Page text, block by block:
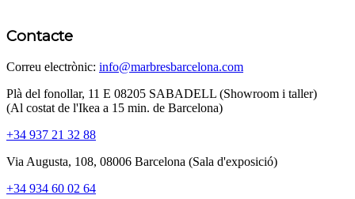
Contacte
Correu electrònic: info@marbresbarcelona.com
Plà del fonollar, 11 E 08205 SABADELL (Showroom i taller)
(Al costat de l'Ikea ​​a 15 min. de Barcelona)
+34 937 21 32 88
Via Augusta, 108, 08006 Barcelona (Sala d'exposició)
+34 934 60 02 64